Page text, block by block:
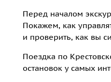
Перед началом
Покажем, как
и проверить, как вы
Поездка по
остановок у самых